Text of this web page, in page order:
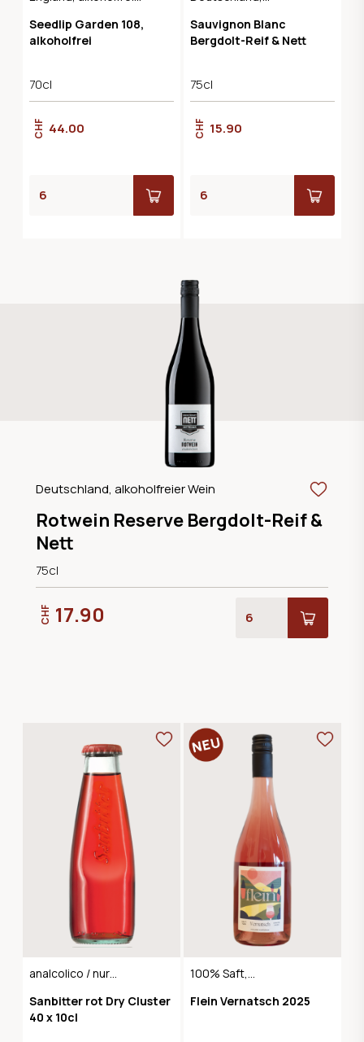
Seedlip Garden 108,
alkoholfrei
70cl
CHF 44.00
Sauvignon Blanc
Bergdolt-Reif & Nett
75cl
CHF 15.90
Deutschland, alkoholfreier Wein
Rotwein Reserve Bergdolt-Reif &
Nett
75cl
CHF 17.90
analcolico / nur
verkaufen
Sanbitter rot Dry Cluster
40 x 10cl
100% Saft,
Flein Vernatsch 2025